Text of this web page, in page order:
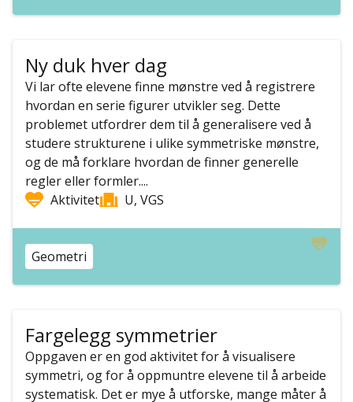
Ny duk hver dag
Vi lar ofte elevene finne mønstre ved å registrere
hvordan en serie figurer utvikler seg. Dette
problemet utfordrer dem til å generalisere ved å
studere strukturene i ulike symmetriske mønstre,
og de må forklare hvordan de finner generelle
regler eller formler....
Aktivitet
U, VGS
Geometri
Fargelegg symmetrier
Oppgaven er en god aktivitet for å visualisere
symmetri, og for å oppmuntre elevene til å arbeide
systematisk. Det er mye å utforske, mange måter å